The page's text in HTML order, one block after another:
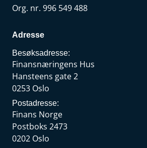
Org. nr. 996 549 488
Adresse
Besøksadresse:
Finansnæringens Hus
Hansteens gate 2
0253 Oslo
Postadresse:
Finans Norge
Postboks 2473
0202 Oslo